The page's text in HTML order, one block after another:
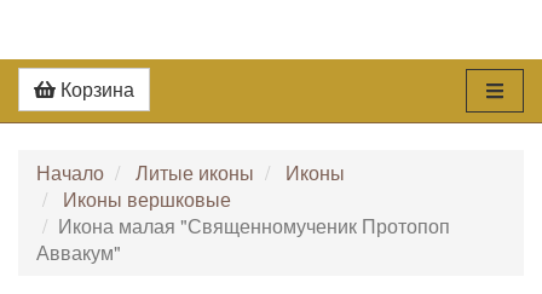
Корзина
Начало Литые иконы
Иконы
Иконы вершковые
Икона малая "Священномученик Протопоп
Аввакум"